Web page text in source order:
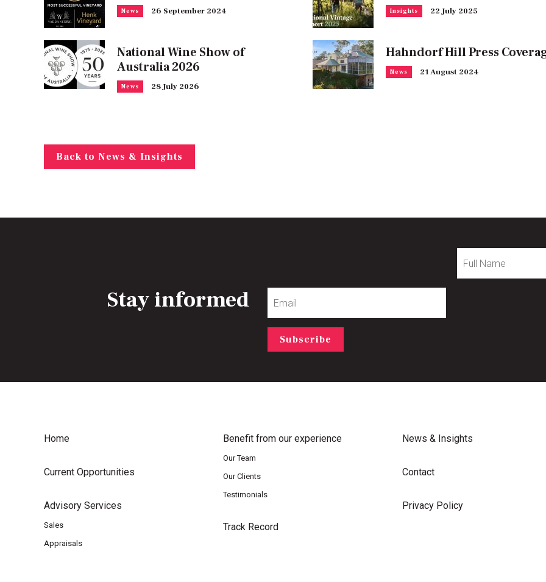
News 26 September 2024 Insights 22 July 2025
National Wine Show of
Australia 2026
News 28 July 2026
Hahndorf Hill Press
News 21 August 2024
Back to News & Insights
Stay informed
Name
Subscribe
Home
Current Opportunities
Advisory Services
Sales
Appraisals
Benefit from our experience
Our Team
Our Clients
Testimonials
Track Record
News & Insights
Contact
Privacy Policy